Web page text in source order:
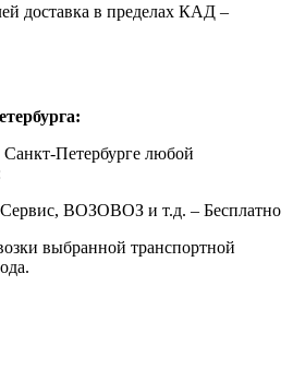
доставка в пределах КАД –
Санкт-Петербурге любой
ВОЗОВОЗ и т.д. – Бесплатно
выбранной транспортной